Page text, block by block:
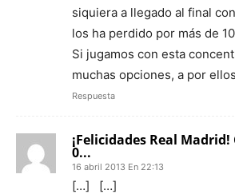
siquiera a llegado al final
los ha perdido por más de
Si jugamos con esta
muchas opciones, a por
Respuesta
¡Felicidades Real
0...
16 abril 2013 En 22:13
[…] […]